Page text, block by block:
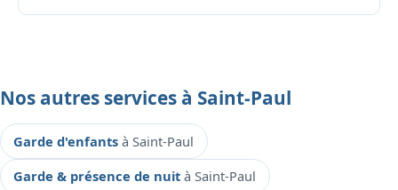
Nos autres services à Saint-Paul
Garde d'enfantsà Saint-Paul
Garde & présence de nuità Saint-Paul